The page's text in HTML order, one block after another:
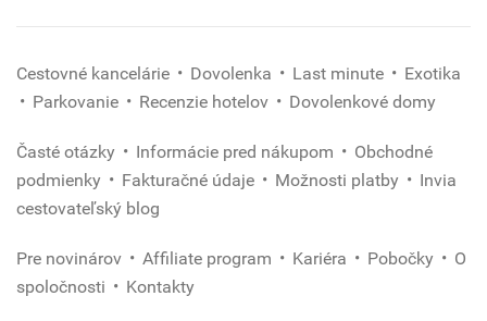
Cestovné kancelárie Dovolenka Last minute
Exotika
Parkovanie
Recenzie hotelov Dovolenkové domy
Časté otázky Informácie pred nákupom
Obchodné
podmienky
Fakturačné údaje Možnosti platby
Invia
cestovateľský blog
Pre novinárov Affiliate program Kariéra Pobočky
O
spoločnosti
Kontakty